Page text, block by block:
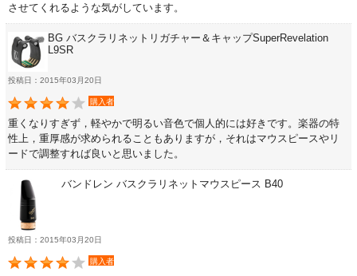
させてくれるような気がしています。
BG バスクラリネットリガチャー＆キャップSuperRevelation
L9SR
投稿日：2015年03月20日
購入者
重くなりすぎず，軽やかで明るい音色で個人的には好きです。楽器の特
性上，重厚感が求められることもありますが，それはマウスピースやリ
ードで調整すれば良いと思いました。
バンドレン バスクラリネットマウスピース B40
投稿日：2015年03月20日
購入者
ミュート
楽器ケース＆ケースカバー
楽器スタンド
お手入れ用品・パーツ
譜面台・指揮棒